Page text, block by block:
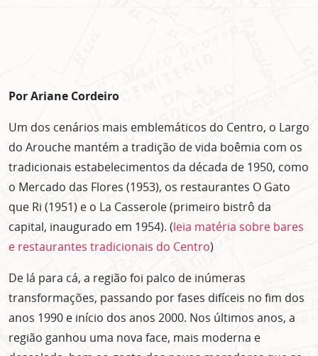
Por Ariane Cordeiro
Um dos cenários mais emblemáticos do Centro, o Largo
do Arouche mantém a tradição de vida boêmia com os
tradicionais estabelecimentos da década de 1950, como
o Mercado das Flores (1953), os restaurantes O Gato
que Ri (1951) e o La Casserole (primeiro bistrô da
capital, inaugurado em 1954). (leia matéria sobre bares
e restaurantes tradicionais do Centro)
De lá para cá, a região foi palco de inúmeras
transformações, passando por fases difíceis no fim dos
anos 1990 e início dos anos 2000. Nos últimos anos, a
região ganhou uma nova face, mais moderna e